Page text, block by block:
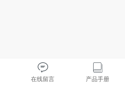
在线留言 产品手册